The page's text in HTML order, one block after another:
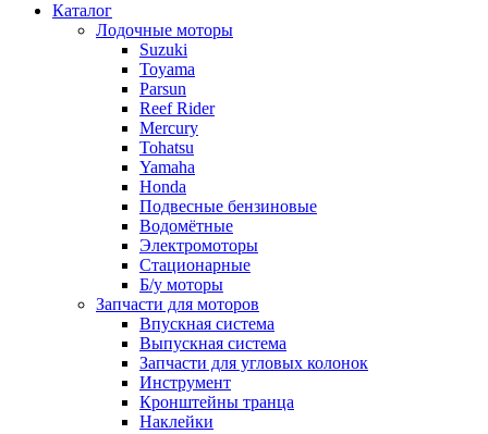
Каталог
Лодочные моторы
Suzuki
Toyama
Parsun
Reef Rider
Mercury
Tohatsu
Yamaha
Honda
Подвесные бензиновые
Водомётные
Электромоторы
Стационарные
Б/у моторы
Запчасти для моторов
Впускная система
Выпускная система
Запчасти для угловых колонок
Инструмент
Кронштейны транца
Наклейки